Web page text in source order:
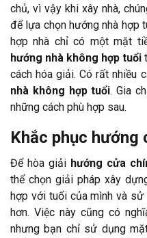
chủ, vì vậy khi xây nhà,
để lựa chọn hướng nhà hợp
hợp nhà chỉ có một mặt
hướng nhà không hợp tuổi
cách hóa giải. Có rất nhiều
nhà không hợp tuổi. Gia
những cách phù hợp sau.
Khắc phục hướng
Để hòa giải hướng cửa
thể chọn giải pháp xây
hợp với tuổi của mình và
hơn. Việc này cũng có
nhưng bạn chỉ sử dụng